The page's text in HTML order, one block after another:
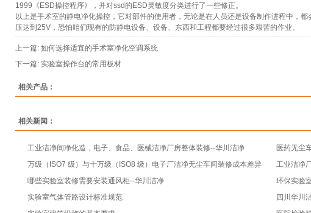
1999《ESD操控程序》，并对ssd的ESD灵敏度分类进行了一些修正。
以上是手术室的静电净化操控，它对部件的使用者，无论是在人员还是设备制作进程中，
压达到25V，恐怕咱们现有的防静电设备、设备、东西和工程都要经过很多艰苦的作业。
上一篇: 如何选择适宜的手术室净化空调系统
下一篇: 实验室操作台的常用板材
相关产品：
相关新闻：
工业洁净间净化造，电子、食品、医械洁净厂房整体装修--华川洁净
医药无尘
万级（ISO7 级）与十万级（ISO8 级）电子厂洁净无尘车间装修成本差异
工业洁净
哪些实验室装修需要安装通风柜--华川洁净
环保实验
实验室气体管路设计标准规范
四川华川